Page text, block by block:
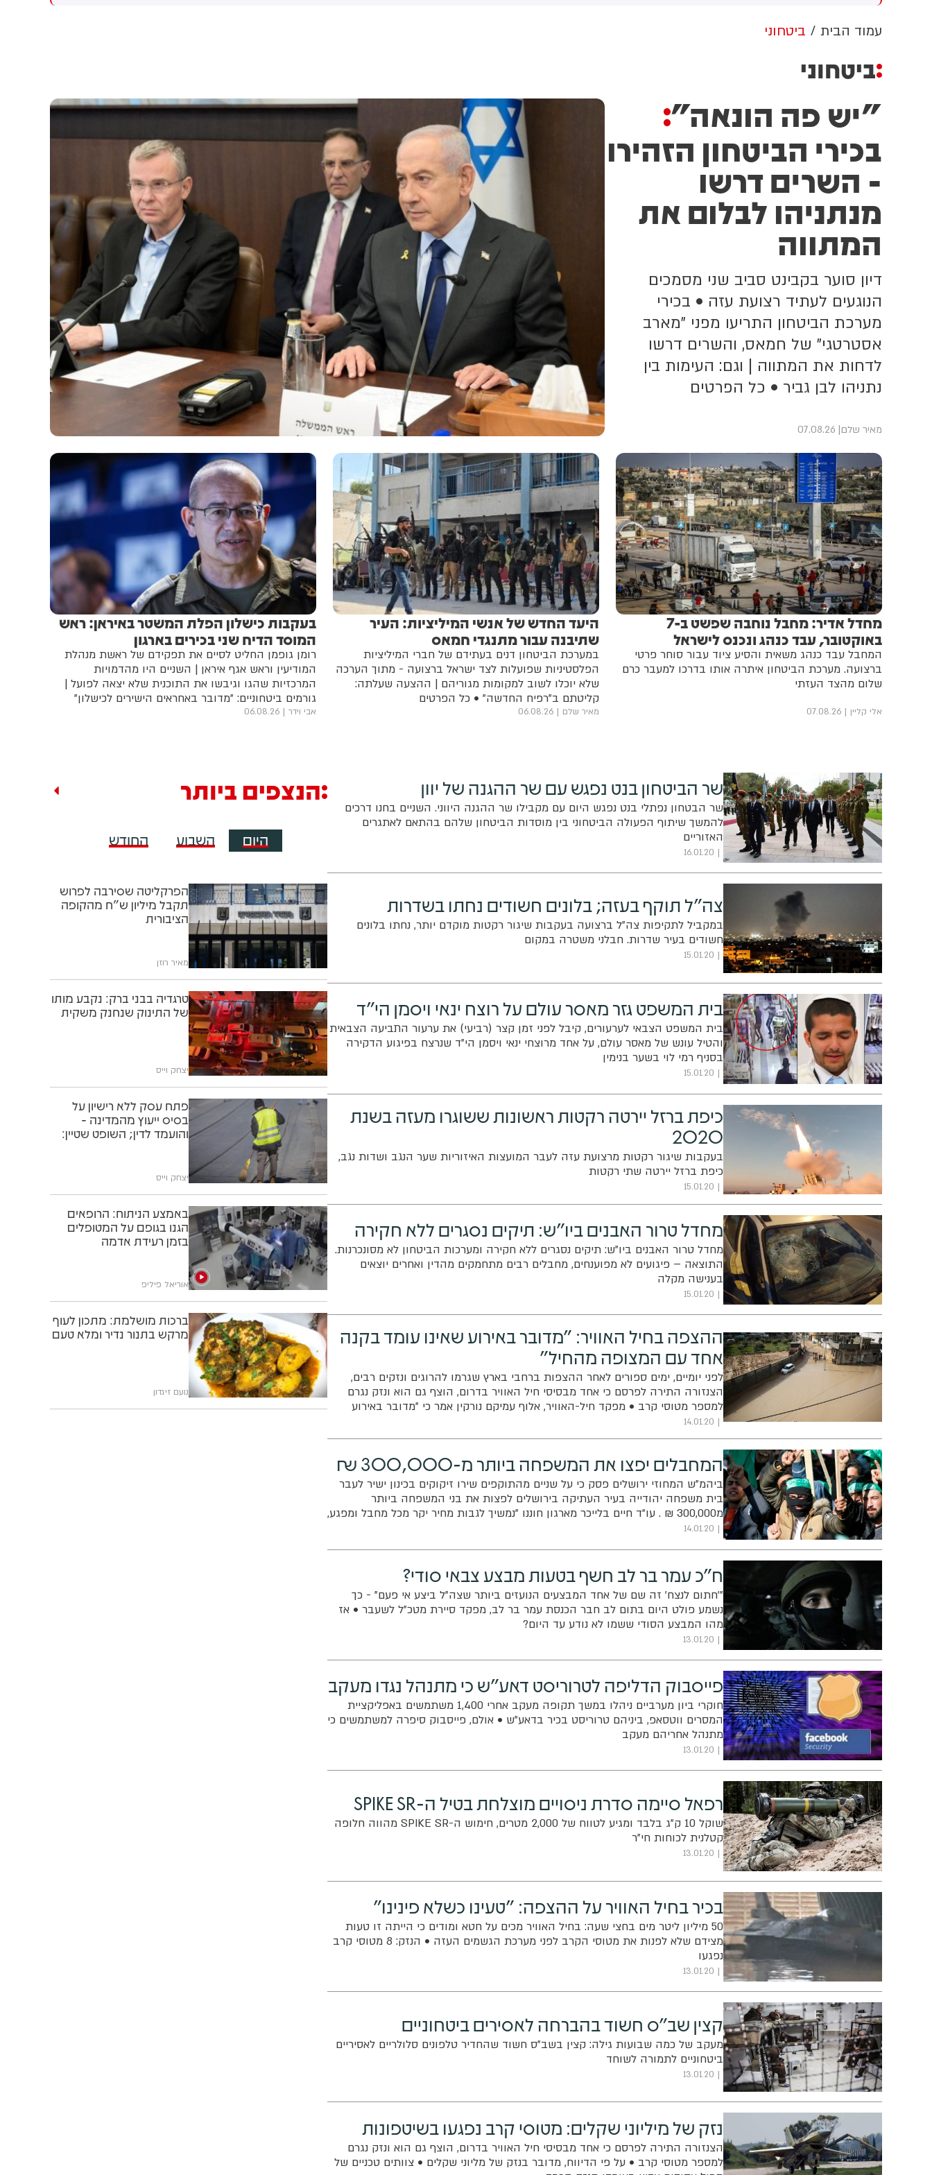
המשפט צפוי לדרוש את
היכתה אותו בטלפון סלולרי
בטענה שיהודים הם שהציתו
במכוון את השריפות בצרפת,
ספרד ונורבגיה בטרה להרוויח
פוליטית או כלכלית מהמצב.
עמוד הבית ביטחוני
ביטחוני
"יש פה הונאה":
בכירי הביטחון הזהירו
- השרים דרשו
מנתניהו לבלום את
המתווה
דיון סוער בקבינט סביב שני מסמכים
הנוגעים לעתיד רצועת עזה • בכירי
מערכת הביטחון התריעו מפני "מארב
אסטרטגי" של חמאס, והשרים דרשו
לדחות את המתווה | וגם: העימות בין
נתניהו לבן גביר • כל הפרטים
מאיר שלם 07.08.26
מחדל אדיר: מחבל נוחבה שפשט ב-7
באוקטובר, עבד כנהג ונכנס לישראל
המחבל עבד כנהג משאית והסיע ציוד עבור סוחר פרטי
ברצועה. מערכת הביטחון איתרה אותו בדרכו למעבר כרם
שלום מהצד העזתי
אלי קליין 07.08.26
היעד החדש של אנשי המיליציות: העיר
שתיבנה עבור מתנגדי חמאס
במערכת הביטחון דנים בעתידם של חברי המיליציות
הפלסטיניות שפועלות לצד ישראל ברצועה - מתוך הערכה
שלא יוכלו לשוב למקומות מגוריהם | ההצעה שעלתה:
קליטתם ב"רפיח החדשה" • כל הפרטים
מאיר שלם 06.08.26
בעקבות כישלון הפלת המשטר באיראן: ראש
המוסד הדיח שני בכירים בארגון
רומן גופמן החליט לסיים את תפקידם של ראשת מנהלת
המודיעין וראש אגף איראן | השניים היו מהדמויות
המרכזיות שהגו וגיבשו את התוכנית שלא יצאה לפועל |
גורמים ביטחוניים: "מדובר באחראים הישירים לכישלון"
אבי וידר 06.08.26
שר הביטחון בנט נפגש עם שר ההגנה של יוון
שר הבטחון נפתלי בנט נפגש היום עם מקבילו שר ההגנה היווני. השניים בחנו דרכים
להמשך שיתוף הפעולה הביטחוני בין מוסדות הביטחון שלהם בהתאם לאתגרים
האזוריים
16.01.20
צה"ל תוקף בעזה; בלונים חשודים נחתו בשדרות
במקביל לתקיפות צה"ל ברצועה בעקבות שיגור רקטות מוקדם יותר, נחתו בלונים
חשודים בעיר שדרות. חבלני משטרה במקום
15.01.20
בית המשפט גזר מאסר עולם על רוצח ינאי ויסמן הי"ד
בית המשפט הצבאי לערעורים, קיבל לפני זמן קצר (רביעי) את ערעור התביעה הצבאית
והטיל עונש של מאסר עולם, על אחד מרוצחי ינאי ויסמן הי"ד שנרצח בפיגוע הדקירה
בסניף רמי לוי בשער בנימין
15.01.20
כיפת ברזל יירטה רקטות ראשונות ששוגרו מעזה בשנת
2020
בעקבות שיגור רקטות מרצועת עזה לעבר המועצות האיזוריות שער הנגב ושדות נגב,
כיפת ברזל יירטה שתי רקטות
15.01.20
מחדל טרור האבנים ביו"ש: תיקים נסגרים ללא חקירה
מחדל טרור האבנים ביו"ש: תיקים נסגרים ללא חקירה ומערכות הביטחון לא מסונכרנות.
התוצאה – פיגועים לא מפוענחים, מחבלים רבים מתחמקים מהדין ואחרים יוצאים
בענישה מקלה
15.01.20
ההצפה בחיל האוויר: "מדובר באירוע שאינו עומד בקנה
אחד עם המצופה מהחיל"
לפני יומיים, ימים ספורים לאחר ההצפות ברחבי בארץ שגרמו להרוגים ונזקים רבים,
הצנזורה התירה לפרסם כי אחד מבסיסי חיל האוויר בדרום, הוצף גם הוא ונזק נגרם
למספר מטוסי קרב • מפקד חיל-האוויר, אלוף עמיקם נורקין אמר כי "מדובר באירוע
שאינו עומד בקנה אחד עם המצופה מהחיל"
14.01.20
המחבלים יפצו את המשפחה ביותר מ-300,000 ₪
ביהמ"ש המחוזי ירושלים פסק כי על שניים מהתוקפים שירו זיקוקים בכינון ישיר לעבר
בית משפחה יהודייה בעיר העתיקה בירושלים לפצות את בני המשפחה ביותר
מ300,000 ₪ . עו"ד חיים בלייכר מארגון חוננו "נמשיך לגבות מחיר יקר מכל מחבל ומפגע,
פגיעה ביהודים לעולם לא תהיה משתלמת"
14.01.20
ח"כ עמר בר לב חשף בטעות מבצע צבאי סודי?
"'חתום לנצח' זה שם של אחד המבצעים הנועזים ביותר שצה"ל ביצע אי פעם" - כך
נשמע פולט היום בתום לב חבר הכנסת עמר בר לב, מפקד סיירת מטכ"ל לשעבר • אז
מהו המבצע הסודי ששמו לא נודע עד היום?
13.01.20
פייסבוק הדליפה לטרוריסט דאע"ש כי מתנהל נגדו מעקב
חוקרי ביון מערביים ניהלו במשך תקופה מעקב אחרי 1,400 משתמשים באפליקציית
המסרים ווטסאפ, ביניהם טרוריסט בכיר בדאע"ש • אולם, פייסבוק סיפרה למשתמשים כי
מתנהל אחריהם מעקב
13.01.20
רפאל סיימה סדרת ניסויים מוצלחת בטיל ה-SPIKE SR
שוקל 10 ק"ג בלבד ומגיע לטווח של 2,000 מטרים, חימוש ה-SPIKE SR מהווה חלופה
קטלנית לכוחות חי"ר
13.01.20
בכיר בחיל האוויר על ההצפה: "טעינו כשלא פינינו"
50 מיליון ליטר מים בחצי שעה: בחיל האוויר מכים על חטא ומודים כי הייתה זו טעות
מצידם שלא לפנות את מטוסי הקרב לפני מערכת הגשמים העזה • הנזק: 8 מטוסי קרב
נפגעו
13.01.20
קצין שב"ס חשוד בהברחה לאסירים ביטחוניים
מעקב של כמה שבועות גילה: קצין בשב"ס חשוד שהחדיר טלפונים סלולריים לאסיריים
ביטחוניים לתמורה לשוחד
13.01.20
נזק של מיליוני שקלים: מטוסי קרב נפגעו בשיטפונות
הצנזורה התירה לפרסם כי אחד מבסיסי חיל האוויר בדרום, הוצף גם הוא ונזק נגרם
למספר מטוסי קרב • על פי הדיווח, מדובר בנזק של מליוני שקלים • צוותים טכניים של
הנצפים ביותר
היום השבוע החודש
הפרקליטה שסירבה לפרוש
תקבל מיליון ש"ח מהקופה
הציבורית
מאיר רוזן
טרגדיה בבני ברק: נקבע מותו
של התינוק שנחנק משקית
יצחק וייס
פתח עסק ללא רישיון על
בסיס ייעוץ מהמדינה -
והועמד לדין; השופט שטיין:
יצחק וייס
באמצע הניתוח: הרופאים
הגנו בגופם על המטופלים
בזמן רעידת אדמה
אוריאל פיליפ
ברכות מושלמת: מתכון לעוף
מרקש בתנור נדיר ומלא טעם
נועם זיגדון